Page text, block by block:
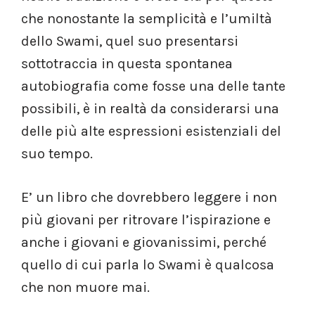
che nonostante la semplicità e l’umiltà
dello Swami, quel suo presentarsi
sottotraccia in questa spontanea
autobiografia come fosse una delle tante
possibili, è in realtà da considerarsi una
delle più alte espressioni esistenziali del
suo tempo.
E’ un libro che dovrebbero leggere i non
più giovani per ritrovare l’ispirazione e
anche i giovani e giovanissimi, perché
quello di cui parla lo Swami è qualcosa
che non muore mai.